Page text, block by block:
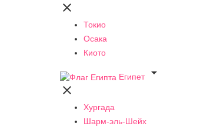

Токио
Осака
Киото
Египет


Хургада
Шарм-эль-Шейх